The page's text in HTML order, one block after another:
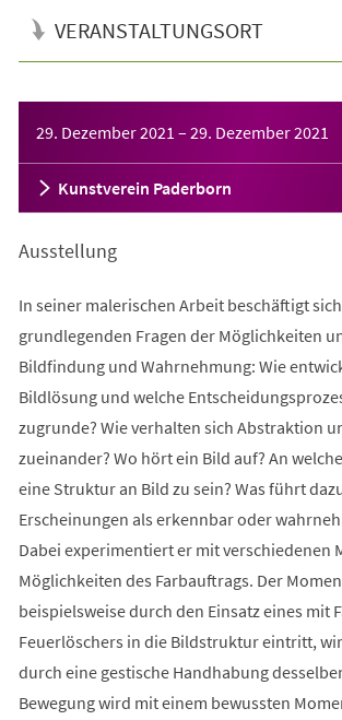
VERANSTALTUNGSORT
29. Dezember 2021 – 29. Dezember 2021
Kunstverein Paderborn
Ausstellung
In seiner malerischen Arbeit beschäftigt
grundlegenden Fragen der Möglichkeiten
Bildfindung und Wahrnehmung: Wie
Bildlösung und welche
zugrunde? Wie verhalten sich Abstraktion
zueinander? Wo hört ein Bild auf? An
eine Struktur an Bild zu sein? Was führt
Erscheinungen als erkennbar oder
Dabei experimentiert er mit verschiedenen
Möglichkeiten des Farbauftrags. Der
beispielsweise durch den Einsatz eines mit
Feuerlöschers in die Bildstruktur eintritt,
durch eine gestische Handhabung
Bewegung wird mit einem bewussten